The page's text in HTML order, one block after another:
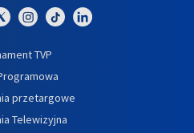
TVP
przetargowe
Telewizyjna